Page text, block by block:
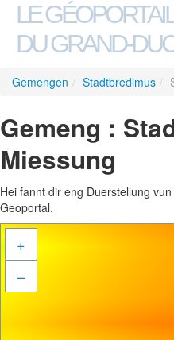
LE
DU GRAND-
Gemengen / Stadtbredimus /
Gemeng :
Miessung
Hei fannt dir eng Duerstellung
Geoportal.
+
–